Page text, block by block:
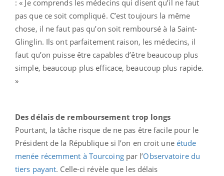
: « Je comprends les médecins qui disent qu’il ne faut
pas que ce soit compliqué. C’est toujours la même
chose, il ne faut pas qu’on soit remboursé à la Saint-
Glinglin. Ils ont parfaitement raison, les médecins, il
faut qu’on puisse être capables d’être beaucoup plus
simple, beaucoup plus efficace, beaucoup plus rapide.
»
Des délais de remboursement trop longs
Pourtant, la tâche risque de ne pas être facile pour le
Président de la République si l’on en croit une étude
menée récemment à Tourcoingpar l’Observatoire du
tiers payant. Celle-ci révèle que les délais